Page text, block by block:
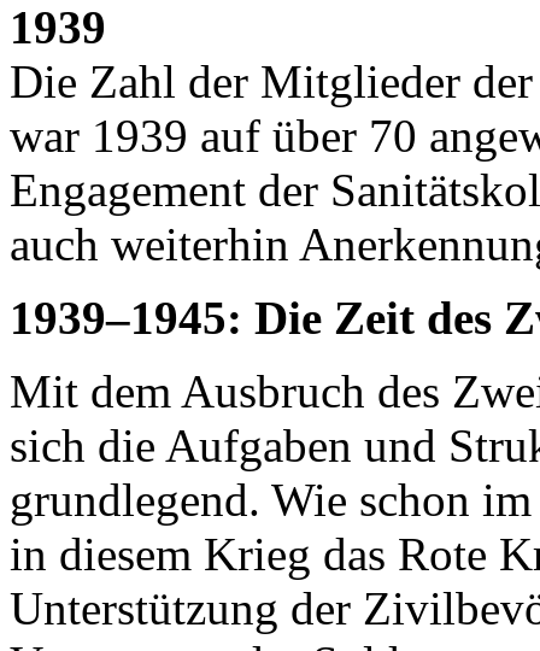
1939
Die Zahl der Mitglieder
war 1939 auf über 70
Engagement der
auch weiterhin
1939–1945: Die Zeit des
Mit dem Ausbruch des
sich die Aufgaben und
grundlegend. Wie schon
in diesem Krieg das Rote
Unterstützung der